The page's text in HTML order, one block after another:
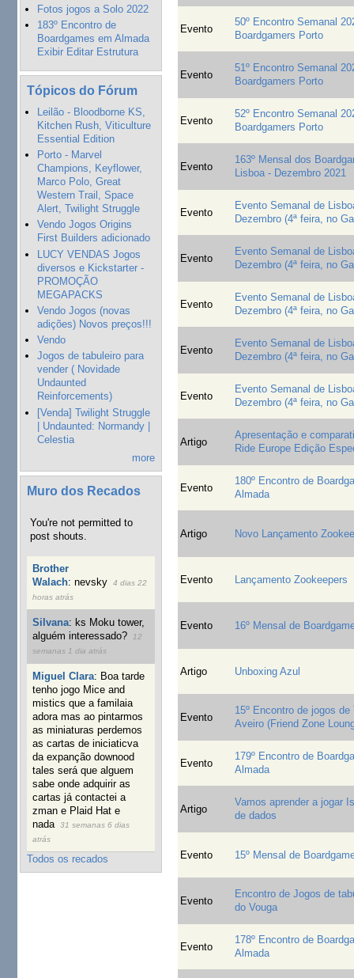
Fotos jogos a Solo 2022
183º Encontro de
Boardgames em Almada
Exibir Editar Estrutura
Tópicos do Fórum
Leilão - Bloodborne KS,
Kitchen Rush, Viticulture
Essential Edition
Porto - Marvel
Champions, Keyflower,
Marco Polo, Great
Western Trail, Space
Alert, Twilight Struggle
Vendo Jogos Origins
First Builders adicionado
LUCY VENDAS Jogos
diversos e Kickstarter -
PROMOÇÃO
MEGAPACKS
Vendo Jogos (novas
adições) Novos preços!!!
Vendo
Jogos de tabuleiro para
vender ( Novidade
Undaunted
Reinforcements)
[Venda] Twilight Struggle
| Undaunted: Normandy |
Celestia
more
Muro dos Recados
You're not permitted to
post shouts.
Brother
Walach:nevsky
4 dias 22
horas atrás
Silvana: ks Moku tower,
alguém interessado?
12
semanas 1 dia atrás
Miguel Clara: Boa tarde
tenho jogo Mice and
mistics que a familaia
adora mas ao pintarmos
as miniaturas perdemos
as cartas de iniciaticva
da expanção downood
tales será que alguem
sabe onde adquirir as
cartas já contactei a
zman e Plaid Hat e
nada
31 semanas 6 dias
atrás
Todos os recados
Evento
50º Encontro Semanal
Boardgamers Porto
Evento
51º Encontro Semanal
Boardgamers Porto
Evento
52º Encontro Semanal
Boardgamers Porto
Evento
163º Mensal dos
Lisboa - Dezembro 2021
Evento
Evento Semanal de
Dezembro (4ª feira, no
Evento
Evento Semanal de
Dezembro (4ª feira, no
Evento
Evento Semanal de
Dezembro (4ª feira, no
Evento
Evento Semanal de
Dezembro (4ª feira, no
Evento
Evento Semanal de
Dezembro (4ª feira, no
Artigo
Apresentação e
Ride Europe Edição
Evento
180º Encontro de
Almada
Artigo Novo Lançamento
Evento Lançamento Zookeepers
Evento 16º Mensal de
Artigo Unboxing Azul
Evento
15º Encontro de jogos de
Aveiro (Friend Zone
Evento
179º Encontro de
Almada
Artigo
Vamos aprender a jogar
de dados
Evento 15º Mensal de
Evento
Encontro de Jogos de
do Vouga
Evento
178º Encontro de
Almada